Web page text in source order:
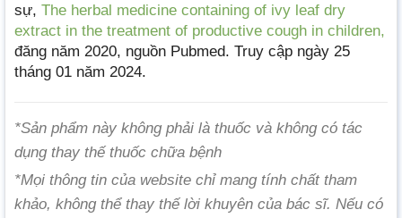
sự, The herbal medicine containing of ivy leaf dry
extract in the treatment of productive cough in children,
đăng năm 2020, nguồn Pubmed. Truy cập ngày 25
tháng 01 năm 2024.
*Sản phẩm này không phải là thuốc và không có tác
dụng thay thế thuốc chữa bệnh
*Mọi thông tin của website chỉ mang tính chất tham
khảo, không thể thay thế lời khuyên của bác sĩ. Nếu có